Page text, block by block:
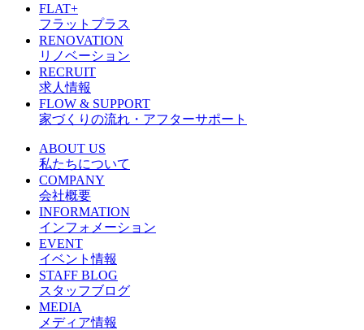
FLAT+
フラットプラス
RENOVATION
リノベーション
RECRUIT
求人情報
FLOW & SUPPORT
家づくりの流れ・アフターサポート
ABOUT US
私たちについて
COMPANY
会社概要
INFORMATION
インフォメーション
EVENT
イベント情報
STAFF BLOG
スタッフブログ
MEDIA
メディア情報